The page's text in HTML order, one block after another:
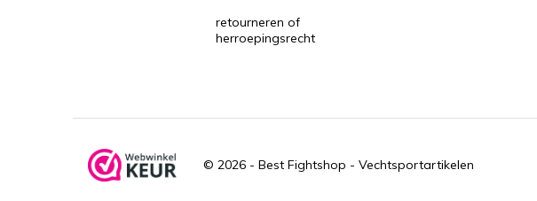
retourneren of
herroepingsrecht
© 2026 - Best Fightshop - Vechtsportartikelen